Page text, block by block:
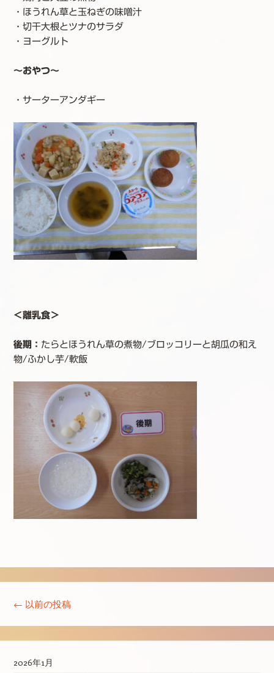
・ほうれん草と玉ねぎの味噌汁
・切干大根とツナのサラダ
・ヨーグルト
～おやつ～
・サーターアンダギー
＜離乳食＞
後期： たらとほうれん草の煮物/ブロッコリーと胡瓜の和え
物/ふかし芋/軟飯
← 以前の投稿
2026年1月